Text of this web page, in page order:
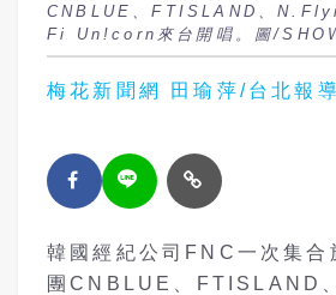
CNBLUE、FTISLAND、
Fi Un!corn來台開唱。圖/
梅花新聞網 田瑜萍/台北報導
韓國經紀公司FNC一次集合
團CNBLUE、FTISLAND